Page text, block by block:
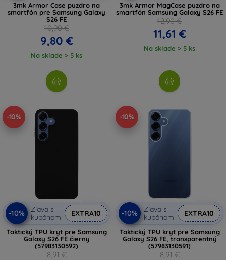
3mk Armor Case puzdro na
smartfón pre Samsung Galaxy
S26 FE
10,90 €
9,80 €
Na sklade > 5 ks
3mk Armor MagCase puzdro na
smartfón Samsung Galaxy S26 FE
12,90 €
11,61 €
Na sklade > 5 ks
-10%
-10%
Zľava s
kupónom
EXTRA10
Taktický TPU kryt pre Samsung
Galaxy S26 FE čierny
(57983130592)
8,91 €
-10%
-10%
Zľava s
kupónom
EXTRA10
Taktický TPU kryt pre Samsung
Galaxy S26 FE, transparentný
(57983130591)
8,91 €